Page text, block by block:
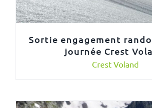
Sortie engagement
journée Crest
Crest Voland